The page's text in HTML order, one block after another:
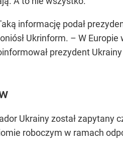
informację podał
Ukrinform. – W Europie
prezydent
Ukrainy został zapytany
roboczym w ramach